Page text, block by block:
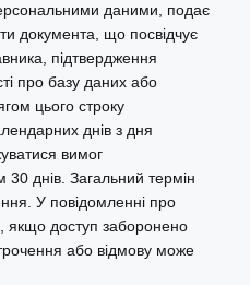
даними, подає
документа, що посвідчує
підтвердження
про базу даних або
цього строку
днів з дня
вимог
днів. Загальний термін
У повідомленні про
якщо доступ заборонено
або відмову може